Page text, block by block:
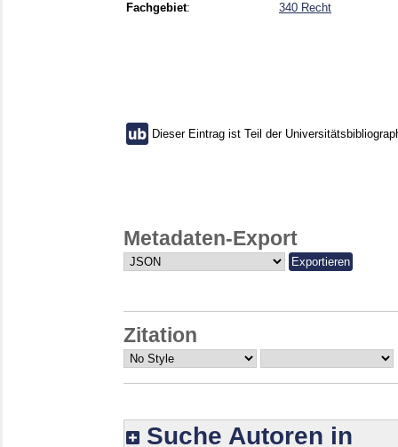
Fachgebiet: 340 Recht
Dieser Eintrag ist Teil der
Metadaten-Export
Zitation
Suche Autoren in